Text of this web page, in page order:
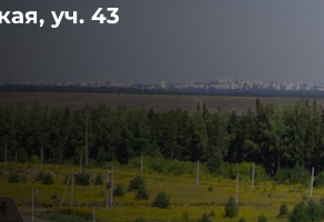
уч. 43